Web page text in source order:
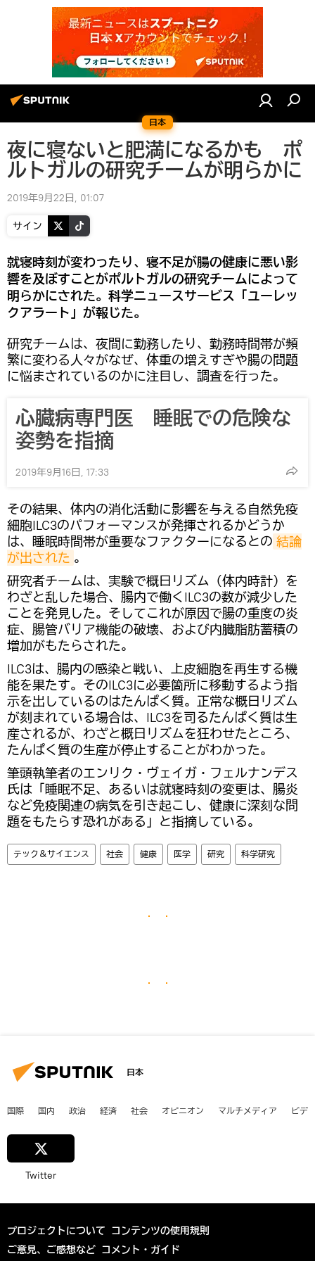
日本
夜に寝ないと肥満になるかも ポ
ルトガルの研究チームが明らかに
2019年9月22日, 01:07
サイン
就寝時刻が変わったり、寝不足が腸の健康に悪い影
響を及ぼすことがポルトガルの研究チームによって
明らかにされた。科学ニュースサービス「ユーレッ
クアラート」が報じた。
研究チームは、夜間に勤務したり、勤務時間帯が頻
繁に変わる人々がなぜ、体重の増えすぎや腸の問題
に悩まされているのかに注目し、調査を行った。
心臓病専門医 睡眠での危険な
姿勢を指摘
2019年9月16日, 17:33
その結果、体内の消化活動に影響を与える自然免疫
細胞ILC3のパフォーマンスが発揮されるかどうか
は、睡眠時間帯が重要なファクターになるとの 結論
が出された 。
研究者チームは、実験で概日リズム（体内時計）を
わざと乱した場合、腸内で働くILC3の数が減少した
ことを発見した。そしてこれが原因で腸の重度の炎
症、腸管バリア機能の破壊、および内臓脂肪蓄積の
増加がもたらされた。
ILC3は、腸内の感染と戦い、上皮細胞を再生する機
能を果たす。そのILC3に必要箇所に移動するよう指
示を出しているのはたんぱく質。正常な概日リズム
が刻まれている場合は、ILC3を司るたんぱく質は生
産されるが、わざと概日リズムを狂わせたところ、
たんぱく質の生産が停止することがわかった。
筆頭執筆者のエンリク・ヴェイガ・フェルナンデス
氏は「睡眠不足、あるいは就寝時刻の変更は、腸炎
など免疫関連の病気を引き起こし、健康に深刻な問
題をもたらす恐れがある」と指摘している。
テック＆サイエンス 社会 健康 医学 研究 科学研究
日本
国際 国内 政治 経済 社会 オピニオン マルチメディア ビデ
Twitter
プロジェクトについて コンテンツの使用規則
ご意見、ご感想など コメント・ガイド